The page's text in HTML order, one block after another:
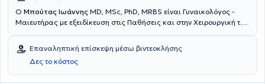
Ο Μπούτας Ιωάννης MD, MSc, PhD, MRBS είναι Γυναικολόγος -
Μαιευτήρας με εξειδίκευση στις Παθήσεις και στην Χειρουργική του
Νοσοκομείου Mainz της Γερμανίας, και διαθέτει ιδιωτικά ιατρεία
στους Αμπελόκηπους και στο Παλαιό Φάληρο. Είναι Διδάκτωρ της
Ιατρικής Σχολής του Εθνικού & Καποδιστριακού Πανεπιστημίου
Αθηνών, με ειδικό αντικείμενο την θεραπεία του καρκίνου του
Επαναληπτική επίσκεψη μέσω βιντεοκλήσης
Δες το κόστος